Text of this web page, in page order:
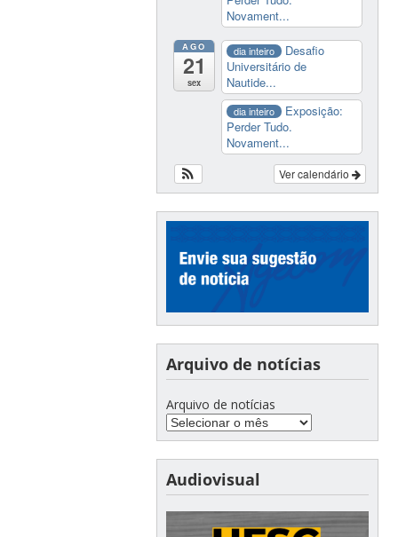
Novament...
AGO
21
sex
dia inteiro
Desafio
Universitário de
Nautide...
dia inteiro
Exposição:
Perder Tudo.
Novament...
Ver calendário
Arquivo de notícias
Arquivo de notícias
Audiovisual